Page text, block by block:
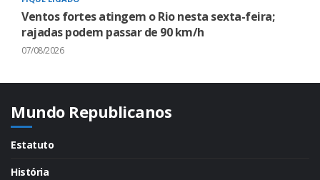
Ventos fortes atingem o Rio nesta sexta-feira;
rajadas podem passar de 90 km/h
07/08/2026
Mundo Republicanos
Estatuto
História